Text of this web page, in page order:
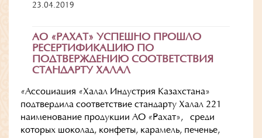
23.04.2019
АО «РАХАТ» УСПЕШНО ПРОШЛО
РЕСЕРТИФИКАЦИЮ ПО
ПОДТВЕРЖДЕНИЮ СООТВЕТСТВИЯ
СТАНДАРТУ ХАЛАЛ
«Ассоциация «Халал Индустрия Казахстана»
подтвердила соответствие стандарту Халал 221
наименование продукции АО «Рахат», среди
которых шоколад, конфеты, карамель, печенье,